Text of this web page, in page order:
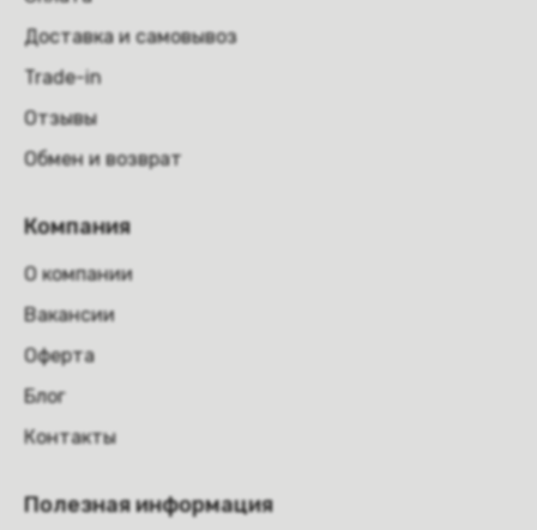
Доставка и самовывоз
Trade-in
Отзывы
Обмен и возврат
Компания
О компании
Вакансии
Оферта
Блог
Контакты
Полезная информация